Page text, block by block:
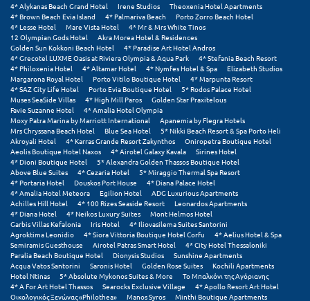
Πλαταμώνας
Πλύτρα Λακωνίας
Πόρος
Πόρτο Χέλι
Πρέβεζα
Πύλος
Πύργος
Ρ
Ρέθυμνο
Ρίο
Ρόδος
4* Alykanas Beach Grand Hotel
Irene Studios
Theoxenia Hotel Apartments
4* Brown Beach Evia Island
4* Palmariva Beach
Porto Zorro Beach Hotel
4* Lesse Hotel
Mare Vista Hotel
4* Mr & Mrs White Tinos
12 Olympian Gods Hotel
Akra Morea Hotel & Residences
Golden Sun Kokkoni Beach Hotel
4* Paradise Art Hotel Andros
4* Grecotel LUXME Oasis at Riviera Olympia & Aqua Park
4* Stefania Beach Resort
4* Philoxenia Hotel
4* Altamar Hotel 4* Nymfes Hotel & Spa
Elizabeth Studios
Margarona Royal Hotel
Porto Vitilo Boutique Hotel
4* Marpunta Resort
4* SAZ City Life Hotel
Porto Evia Boutique Hotel
5* Rodos Palace Hotel
Muses SeaSide Villas
4* High Mill Paros
Golden Star Praxitelous
Favie Suzanne Hotel
4* Amalia Hotel Olympia
Moxy Patra Marina by Marriott International
Apanemia by Flegra Hotels
Mrs Chryssana Beach Hotel
Blue Sea Hotel
5* Nikki Beach Resort & Spa Porto Heli
Akroyali Hotel
4* Karras Grande Resort Zakynthos
Oniropetra Boutique Hotel
Aeolis Boutique Hotel Naxos
4* Airotel Galaxy Kavala
Sirines Hotel
4* Dioni Boutique Hotel
5* Alexandra Golden Thassos Boutique Hotel
Above Blue Suites
4* Cezaria Hotel
5* Miraggio Thermal Spa Resort
4* Portaria Hotel
Douskos Port House
4* Diana Palace Hotel
4* Amalia Hotel Meteora
Egilion Hotel
ADG Luxurious Apartments
Achilles Hill Hotel
4* 100 Rizes Seaside Resort
Leonardos Apartments
4* Diana Hotel
4* Neikos Luxury Suites
Mont Helmos Hotel
Garbis Villas Kefalonia
Iris Hotel
4* Iliovasilema Suites Santorini
Agroktima Leonidio
4* Siora Vittoria Boutique Hotel Corfu
4* Aelius Hotel & Spa
Semiramis Guesthouse
Airotel Patras Smart Hotel
4* City Hotel Thessaloniki
Paralia Beach Boutique Hotel
Dionysis Studios
Sunshine Apartments
Acqua Vatos Santorini
Saronis Hotel Golden Rose Suites
Kochili Apartments
Hotel Ntinas
5* Absolute Mykonos Suites & More
Το Μπαλκόνι της Αγόριανης
4* A For Art Hotel Thassos
Searocks Exclusive Village
4* Apollo Resort Art Hotel
Οικολογικός Ξενώνας «Philothea»
Manos Syros
Minthi Boutique Apartments